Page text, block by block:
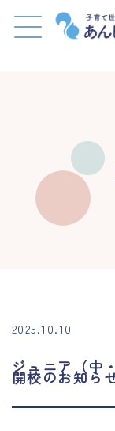
2025.10.10
ジュニア（中
開校のお知ら